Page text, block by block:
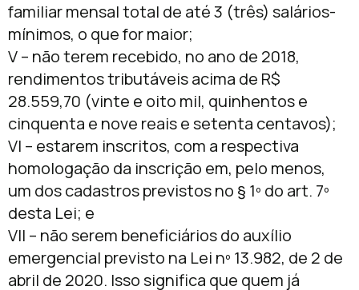
familiar mensal total de até 3 (três) salários-
mínimos, o que for maior;
V – não terem recebido, no ano de 2018,
rendimentos tributáveis acima de R$
28.559,70 (vinte e oito mil, quinhentos e
cinquenta e nove reais e setenta centavos);
VI – estarem inscritos, com a respectiva
homologação da inscrição em, pelo menos,
um dos cadastros previstos no § 1º do art. 7º
desta Lei; e
VII – não serem beneficiários do auxílio
emergencial previsto na Lei nº 13.982, de 2 de
abril de 2020. Isso significa que quem já